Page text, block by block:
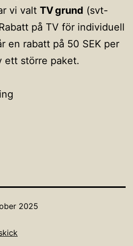
vi valt TV grund (svt-
på TV för individuell
en rabatt på 50 SEK per
ett större paket.
2025